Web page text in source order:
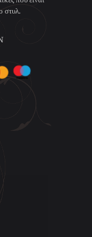
στη
στυλ.